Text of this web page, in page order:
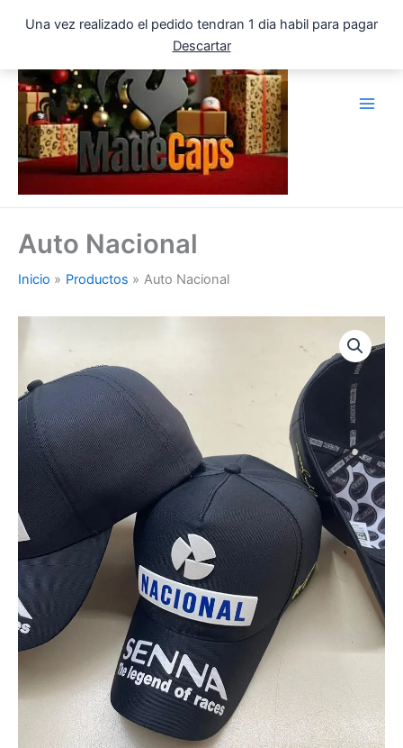
Una vez realizado el pedido tendran 1 dia habil para pagar
Descartar
Auto Nacional
Inicio Productos Auto Nacional